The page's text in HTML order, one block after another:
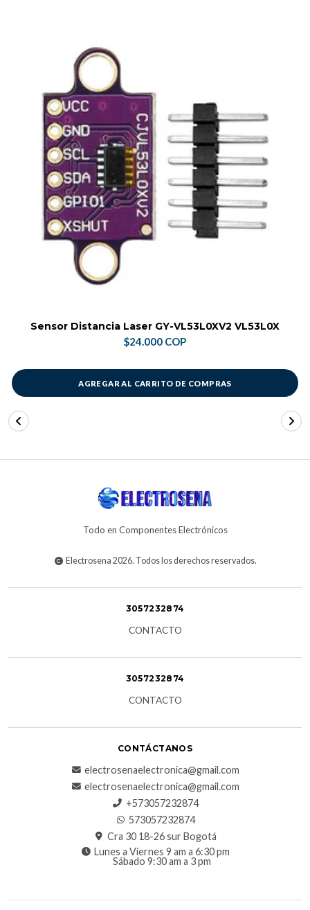
Sensor Distancia Laser GY-VL53L0XV2 VL53L0X
$24.000 COP
AGREGAR AL CARRITO DE COMPRAS
Todo en Componentes Electrónicos
Electrosena 2026. Todos los derechos reservados.
3057232874
CONTACTO
3057232874
CONTACTO
CONTÁCTANOS
electrosenaelectronica@gmail.com
electrosenaelectronica@gmail.com
+573057232874
573057232874
Cra 30 18-26 sur Bogotá
Lunes a Viernes 9 am a 6:30 pm
Sábado 9:30 am a 3 pm